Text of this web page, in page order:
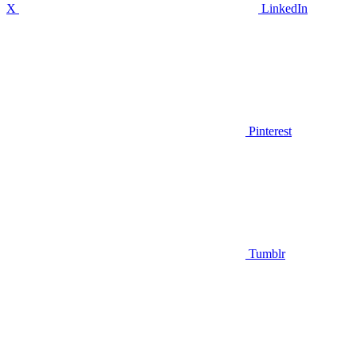
X LinkedIn
Pinterest
Tumblr